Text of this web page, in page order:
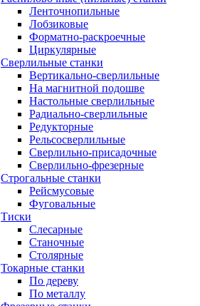
Ленточнопильные
Лобзиковые
Форматно-раскроечные
Циркулярные
Сверлильные станки
Вертикально-сверлильные
На магнитной подошве
Настольные сверлильные
Радиально-сверлильные
Редукторные
Рельсосверлильные
Сверлильно-присадочные
Сверлильно-фрезерные
Строгальные станки
Рейсмусовые
Фуговальные
Тиски
Слесарные
Станочные
Столярные
Токарные станки
По дереву
По металлу